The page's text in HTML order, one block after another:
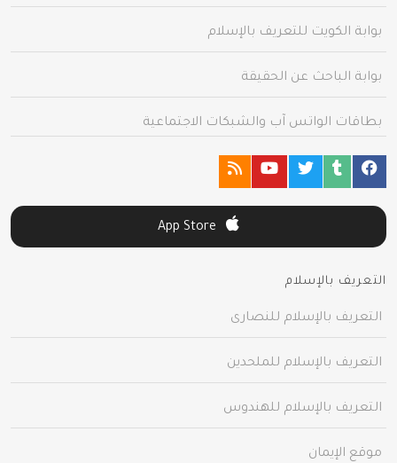
بوابة الكويت للتعريف بالإسلام
بوابة الباحث عن الحقيقة
بطاقات الواتس آب والشبكات الاجتماعية
التعريف بالإسلام
التعريف بالإسلام للنصارى
التعريف بالإسلام للملحدين
التعريف بالإسلام للهندوس
موقع الإيمان